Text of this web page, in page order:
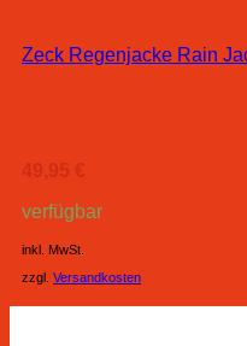
Zeck Regenjacke Rain
49,95 €
verfügbar
inkl. MwSt.
zzgl. Versandkosten